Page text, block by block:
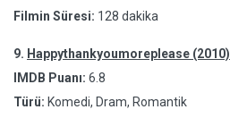
Filmin Süresi: 128 dakika
9. Happythankyoumoreplease (2010)
IMDB Puanı: 6.8
Türü: Komedi, Dram, Romantik